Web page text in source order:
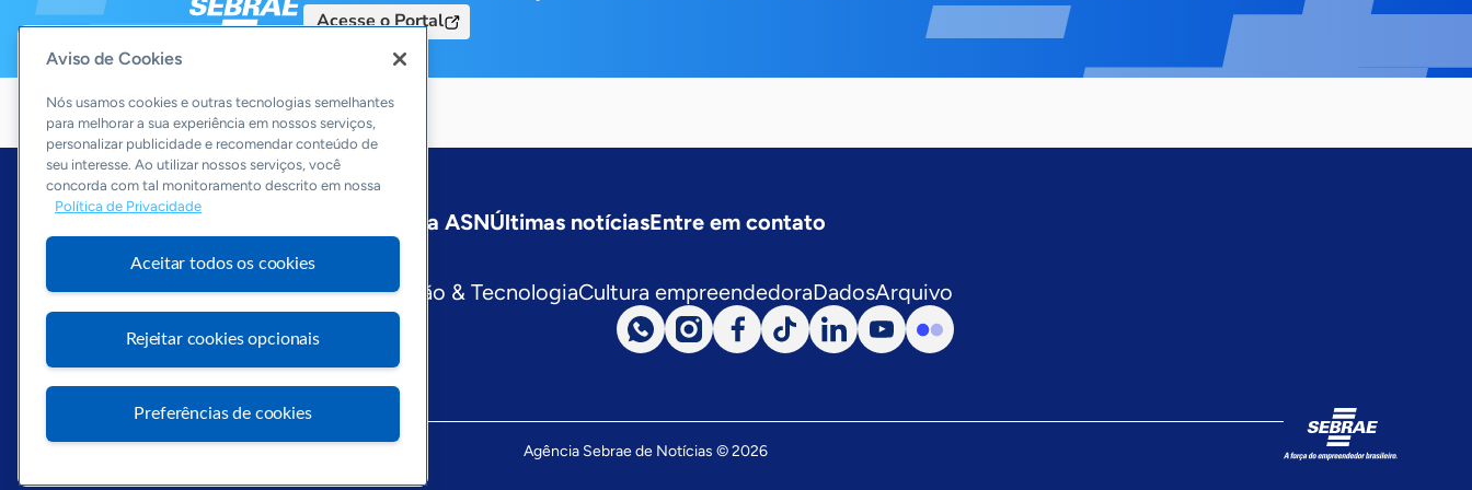
Acesse o Portal
Início Sobre a ASNÚltimas notíciasEntre em contato
Economia & PolíticaInovação & TecnologiaCultura empreendedoraDadosArquivo
Visite o Portal Sebrae
Agência Sebrae de Notícias © 2026
Aviso de Cookies
Nós usamos cookies e outras tecnologias semelhantes
para melhorar a sua experiência em nossos serviços,
personalizar publicidade e recomendar conteúdo de
seu interesse. Ao utilizar nossos serviços, você
concorda com tal monitoramento descrito em nossa
Política de Privacidade
Aceitar todos os cookies
Rejeitar cookies opcionais
Preferências de cookies